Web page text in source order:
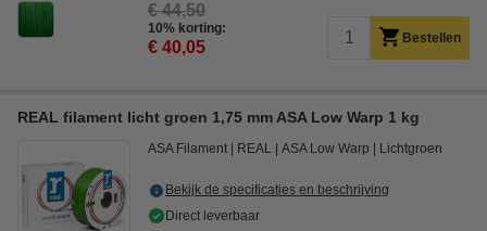
€ 44,50
10% korting:
€ 40,05 Bestellen
REAL filament licht groen 1,75 mm ASA Low Warp 1 kg
ASA Filament REAL ASA Low Warp Lichtgroen
Bekijk de specificaties en beschrijving
Direct leverbaar